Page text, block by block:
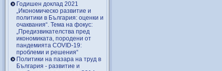
Годишен доклад 2021
„Икономическо развитие и
политики в България: оценки и
очаквания“. Тема на фокус:
„Предизвикателства пред
икономиката, породени от
пандемията COVID-19:
проблеми и решения“
Политики на пазара на труд в
България - развитие и